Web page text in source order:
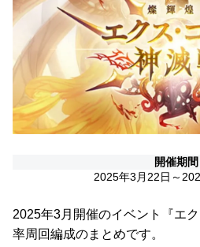
開催期間
2025年3月22日～
2025年3月開催のイベント『エ
率周回編成のまとめです。